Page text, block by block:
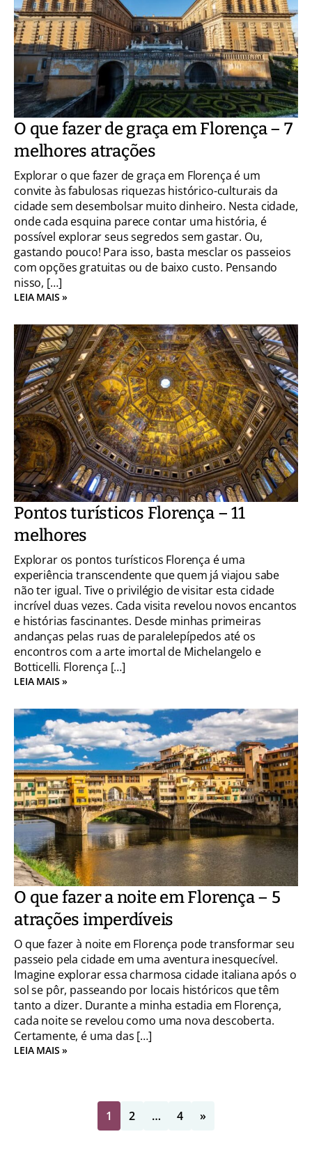
O que fazer de graça em Florença – 7
melhores atrações
Explorar o que fazer de graça em Florença é um
convite às fabulosas riquezas histórico-culturais da
cidade sem desembolsar muito dinheiro. Nesta cidade,
onde cada esquina parece contar uma história, é
possível explorar seus segredos sem gastar. Ou,
gastando pouco! Para isso, basta mesclar os passeios
com opções gratuitas ou de baixo custo. Pensando
nisso, […]
LEIA MAIS »
Pontos turísticos Florença – 11
melhores
Explorar os pontos turísticos Florença é uma
experiência transcendente que quem já viajou sabe
não ter igual. Tive o privilégio de visitar esta cidade
incrível duas vezes. Cada visita revelou novos encantos
e histórias fascinantes. Desde minhas primeiras
andanças pelas ruas de paralelepípedos até os
encontros com a arte imortal de Michelangelo e
Botticelli. Florença […]
LEIA MAIS »
O que fazer a noite em Florença – 5
atrações imperdíveis
O que fazer à noite em Florença pode transformar seu
passeio pela cidade em uma aventura inesquecível.
Imagine explorar essa charmosa cidade italiana após o
sol se pôr, passeando por locais históricos que têm
tanto a dizer. Durante a minha estadia em Florença,
cada noite se revelou como uma nova descoberta.
Certamente, é uma das […]
LEIA MAIS »
1 2 … 4 »